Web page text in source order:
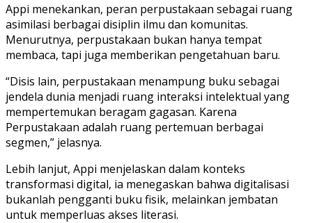
Appi menekankan, peran perpustakaan sebagai ruang
asimilasi berbagai disiplin ilmu dan komunitas.
Menurutnya, perpustakaan bukan hanya tempat
membaca, tapi juga memberikan pengetahuan baru.
“Disis lain, perpustakaan menampung buku sebagai
jendela dunia menjadi ruang interaksi intelektual yang
mempertemukan beragam gagasan. Karena
Perpustakaan adalah ruang pertemuan berbagai
segmen,” jelasnya.
Lebih lanjut, Appi menjelaskan dalam konteks
transformasi digital, ia menegaskan bahwa digitalisasi
bukanlah pengganti buku fisik, melainkan jembatan
untuk memperluas akses literasi.